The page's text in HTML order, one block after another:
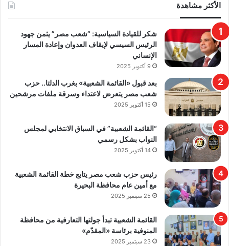
الأكثر مشاهدة
​شكر للقيادة السياسية: “شعب مصر” يثمن جهود
الرئيس السيسي لإيقاف العدوان وإعادة المسار
الإنساني
9 أكتوبر 2025
بعد قبول «القائمة الشعبية» بغرب الدلتا.. حزب
شعب مصر يتعرض لاعتداء وسرقة ملفات مرشحين
15 أكتوبر 2025
“القائمة الشعبية” في السباق الانتخابي لمجلس
النواب بشكل رسمي
14 أكتوبر 2025
رئيس حزب شعب مصر يتابع خطة القائمة الشعبية
مع أمين عام محافظة البحيرة
25 سبتمبر 2025
القائمة الشعبية تبدأ جولتها التعارفية من محافظة
المنوفية برئاسة «المقدّم»
23 سبتمبر 2025